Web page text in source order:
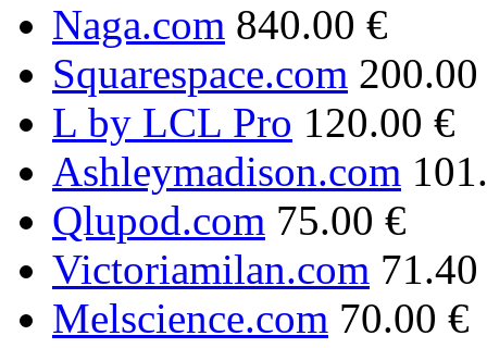
Naga.com 840.00 €
Squarespace.com
L by LCL Pro 120.00 €
Ashleymadison.com
Qlupod.com 75.00 €
Victoriamilan.com
Melscience.com 70.00 €